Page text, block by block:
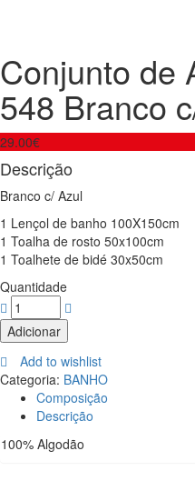
548
Verde
Conjunto de
548 Branco
29.00€
Descrição
Branco c/ Azul
1 Lençol de banho 100X150cm
1 Toalha de rosto 50x100cm
1 Toalhete de bidé 30x50cm
Quantidade
Adicionar
Add to wishlist
Categoria: BANHO
Composição
Descrição
100% Algodão